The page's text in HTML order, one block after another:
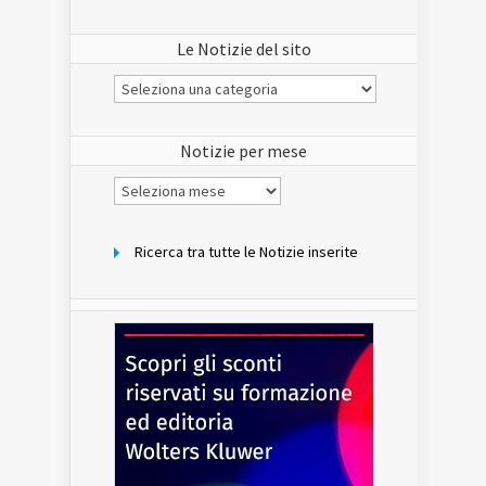
Le Notizie del sito
Le
Notizie
Notizie per mese
Notizie
per
Ricerca tra tutte le Notizie inserite